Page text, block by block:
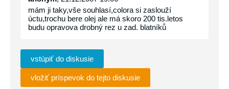
mám ji taky,vše souhlasí,colora si zaslouží
úctu,trochu bere olej ale má skoro 200 tis.letos
budu opravova drobný rez u zad. blatníků
vstúpiť do diskusie
vložiť príspevok do tejto diskusie